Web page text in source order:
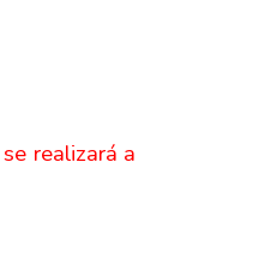
se realizará a